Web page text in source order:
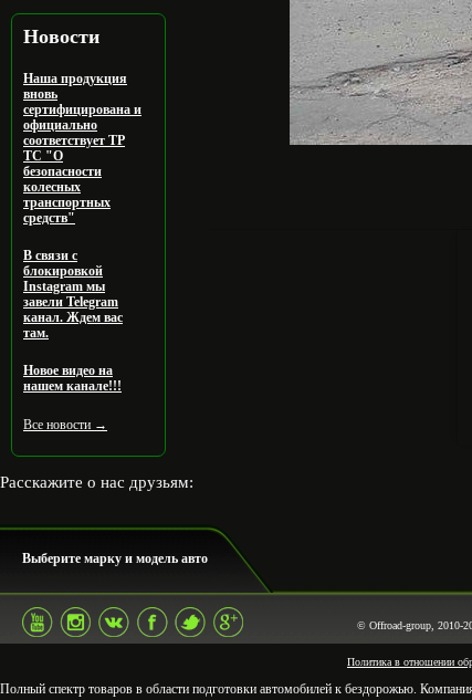
Новости
Наша продукция
вновь
сертифицирована и
официально
соответствует ТР
ТС "О
безопасности
колесных
транспортных
средств"
В связи с
блокировкой
Instagram мы
завели Telegram
канал. Ждем вас
там.
Новое видео на
нашем канале!!!
Все новости →
Расскажите о нас друзьям:
Выберите марку и модель авто
© Offroad-group,
Политика в отношении
Полный спектр товаров в области подготовки автомобилей к бездорожью.